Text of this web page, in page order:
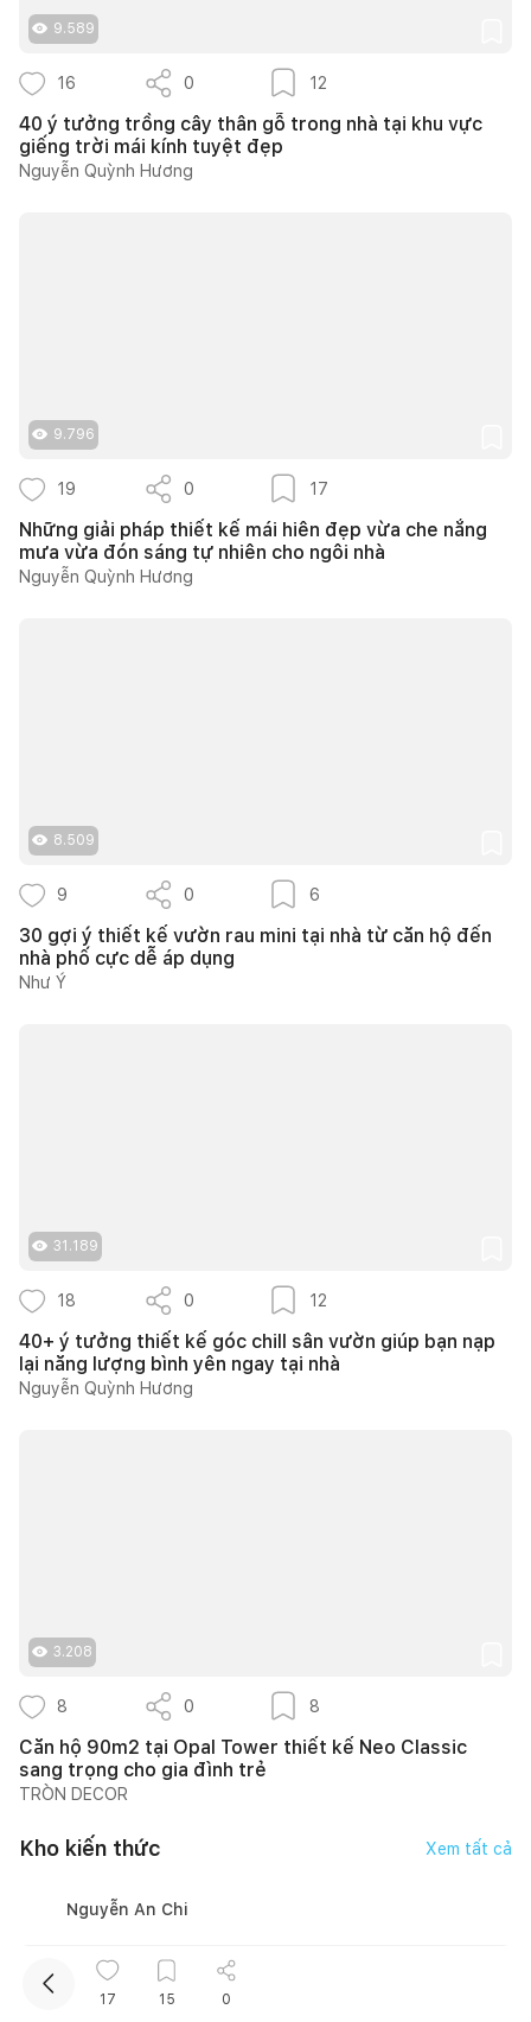
9.589
16 0 12
40 ý tưởng trồng cây thân gỗ trong nhà tại khu vực
giếng trời mái kính tuyệt đẹp
Nguyễn Quỳnh Hương
9.796
19 0 17
Những giải pháp thiết kế mái hiên đẹp vừa che nắng
mưa vừa đón sáng tự nhiên cho ngôi nhà
Nguyễn Quỳnh Hương
8.509
9 0 6
30 gợi ý thiết kế vườn rau mini tại nhà từ căn hộ đến
nhà phố cực dễ áp dụng
Như Ý
31.189
18 0 12
40+ ý tưởng thiết kế góc chill sân vườn giúp bạn nạp
lại năng lượng bình yên ngay tại nhà
Nguyễn Quỳnh Hương
3.208
8 0 8
Căn hộ 90m2 tại Opal Tower thiết kế Neo Classic
sang trọng cho gia đình trẻ
TRÒN DECOR
Kho kiến thức Xem tất cả
Nguyễn An Chi
17 15 0